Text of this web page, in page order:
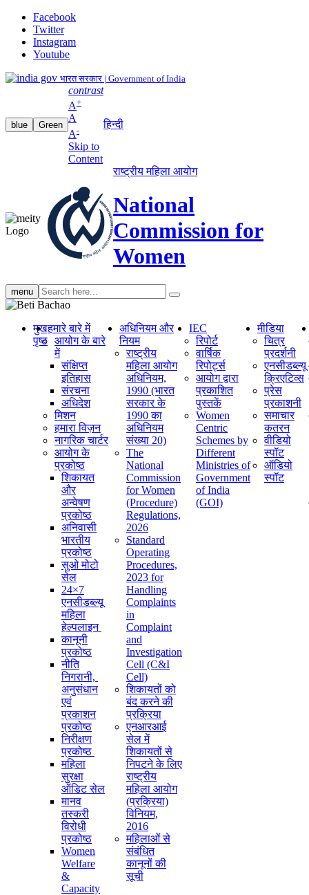
Facebook
Twitter
Instagram
Youtube
भारत सरकार | Government of India
blue Green
contrast
A+
A
A-
Skip to
Content
हिन्दी
राष्ट्रीय महिला आयोग
National
Commission for
Women
menu Search
search
मुख
पृष्ठ
हमारे बारे में
आयोग के बारे
में
संक्षिप्‍त
इतिहास
संरचना
अधिदेश
मिशन
हमारा विज़न
नागरिक चार्टर
आयोग के
प्रकोष्ठ
शिकायत
और
अन्वेषण
प्रकोष्ठ
अनिवासी
भारतीय
प्रकोष्ठ
सुओ मोटो
सेल
24×7
एनसीडब्ल्यू
महिला
हेल्पलाइन
कानूनी
प्रकोष्ठ
नीति
निगरानी, ​​
अनुसंधान
एवं
प्रकाशन
प्रकोष्ठ
निरीक्षण
प्रकोष्ठ
महिला
सुरक्षा
ऑडिट सेल
मानव
तस्करी
विरोधी
प्रकोष्ठ
Women
Welfare
&
Capacity
अधिनियम और
नियम
राष्ट्रीय
महिला आयोग
अधिनियम,
1990 (भारत
सरकार के
1990 का
अधिनियम
संख्या 20)
The
National
Commission
for Women
(Procedure)
Regulations,
2026
Standard
Operating
Procedures,
2023 for
Handling
Complaints
in
Complaint
and
Investigation
Cell (C&I
Cell)
शिकायतों को
बंद करने की
प्रक्रिया
एनआरआई
सेल में
शिकायतों से
निपटने के लिए
राष्ट्रीय
महिला आयोग
(प्रक्रिया)
विनियम,
2016
महिलाओं से
संबंधित
कानूनों की
सूची
IEC
रिपोर्ट
वार्षिक
रिपोर्ट्स
आयोग द्वारा
प्रकाशित
पुस्तकें
Women
Centric
Schemes by
Different
Ministries of
Government
of India
(GOI)
मीडिया
चित्र
प्रदर्शनी
एनसीडब्ल्यू
क्रिएटिव्स
प्रेस
प्रकाशनी
समाचार
कतरन
वीडियो
स्पॉट
ऑडियो
स्पॉट